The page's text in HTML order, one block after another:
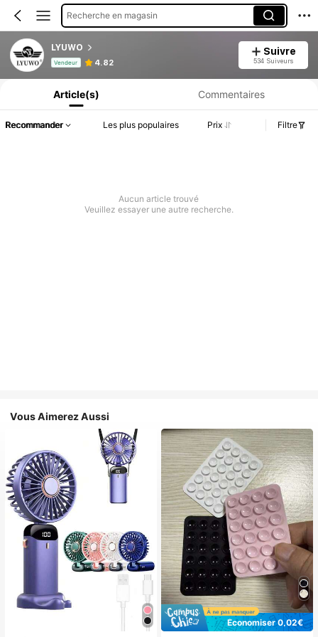
Recherche en magasin
LYUWO
Vendeur 4.82
Suivre
534 Suiveurs
Informations produit : Divulgation des prix, détails sur les ventes et le stock.
Article(s) Commentaires
Recommander Les plus populaires Prix Filtre
Aucun article trouvé
Veuillez essayer une autre recherche.
Vous Aimerez Aussi
Économiser 0,02€